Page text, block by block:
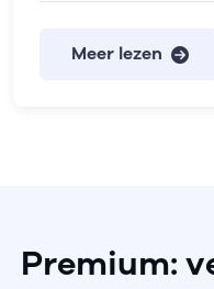
Meer lezen
Premium: